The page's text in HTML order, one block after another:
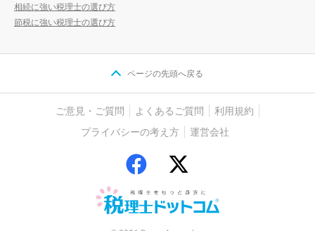
相続に強い税理士の選び方
節税に強い税理士の選び方
ページの先頭へ戻る
ご意見・ご質問 よくあるご質問
利用規約
プライバシーの考え方
運営会社